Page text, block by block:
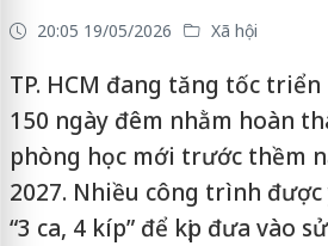
20:05 19/05/2026 Xã hội
TP. HCM đang tăng tốc triển
150 ngày đêm nhằm hoàn
phòng học mới trước thềm
2027. Nhiều công trình
“3 ca, 4 kíp” để kịp đưa vào